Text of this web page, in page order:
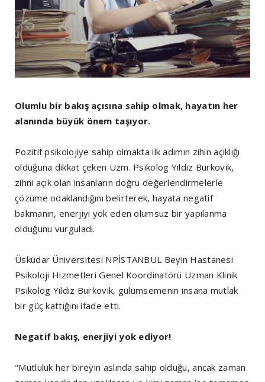
Olumlu bir bakış açısına sahip olmak, hayatın her
alanında büyük önem taşıyor.
Pozitif psikolojiye sahip olmakta ilk adımın zihin açıklığı
olduğuna dikkat çeken Uzm. Psikolog Yıldız Burkovik,
zihni açık olan insanların doğru değerlendirmelerle
çözüme odaklandığını belirterek, hayata negatif
bakmanın, enerjiyi yok eden olumsuz bir yapılanma
olduğunu vurguladı.
Üsküdar Üniversitesi NPİSTANBUL Beyin Hastanesi
Psikoloji Hizmetleri Genel Koordinatörü Uzman Klinik
Psikolog Yıldız Burkovik, gülümsemenin insana mutlak
bir güç kattığını ifade etti.
Negatif bakış, enerjiyi yok ediyor!
"Mutluluk her bireyin aslında sahip olduğu, ancak zaman